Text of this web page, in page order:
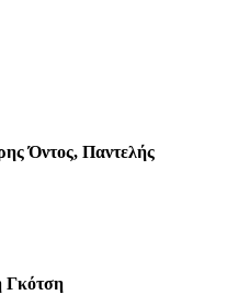
Όντος, Παντελής
Γκότση